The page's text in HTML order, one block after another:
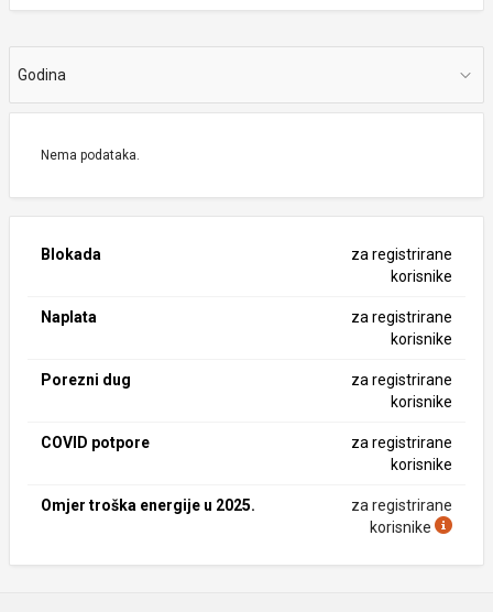
Godina
Nema podataka.
Blokada
za registrirane
korisnike
Naplata
za registrirane
korisnike
Porezni dug
za registrirane
korisnike
COVID potpore
za registrirane
korisnike
Omjer troška energije u 2025.
za registrirane
korisnike